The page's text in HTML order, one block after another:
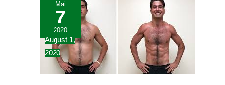
Integration
Signatur
Mai
7
2020
August 1,
2020